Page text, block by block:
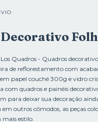
Quadros - Quadros
de reflorestamento com
papel couché 300g e vidro
com quadros e painéis
para deixar sua decoração
outros cômodos, as peças
estilo.